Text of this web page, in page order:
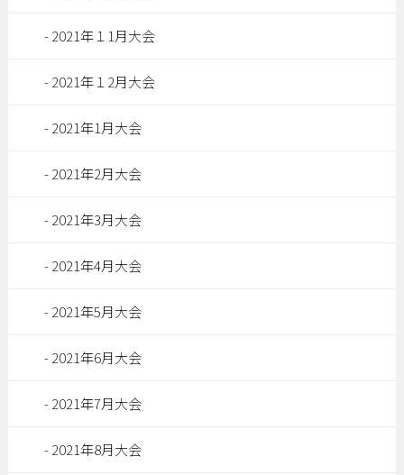
2021年１1月大会
2021年１2月大会
2021年1月大会
2021年2月大会
2021年3月大会
2021年4月大会
2021年5月大会
2021年6月大会
2021年7月大会
2021年8月大会